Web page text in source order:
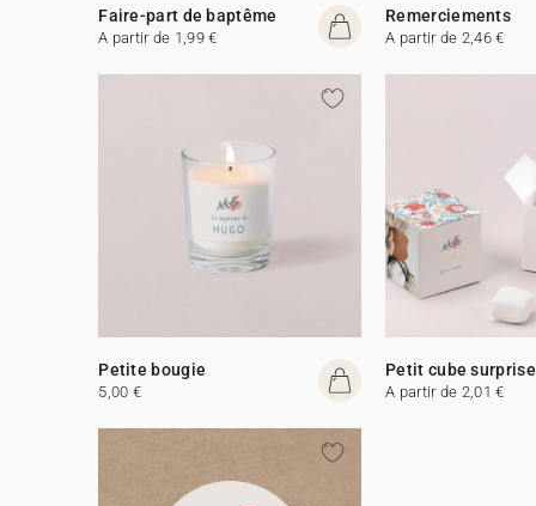
Faire-part de baptême
A partir de 1,99 €
Remerciements
A partir de 2,46 €
Petite bougie
5,00 €
Petit cube surprise
A partir de 2,01 €